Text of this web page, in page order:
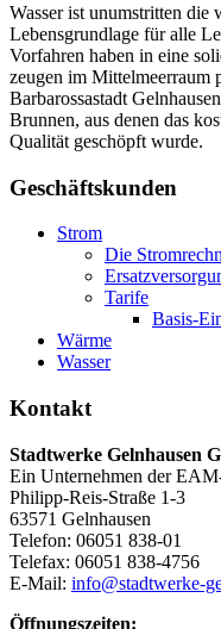
Wasser ist unumstritten die
Lebensgrundlage für alle
Vorfahren haben in eine
zeugen im Mittelmeerraum
Barbarossastadt
Brunnen, aus denen das
Qualität geschöpft wurde.
Geschäftskunden
Strom
Die
Tarife
Basis-
Wärme
Wasser
Kontakt
Stadtwerke Gelnhausen
Ein Unternehmen der
Philipp-Reis-Straße 1-3
63571 Gelnhausen
Telefon: 06051 838-01
Telefax: 06051 838-4756
E-Mail: info@stadtwerke-
Öffnungszeiten: